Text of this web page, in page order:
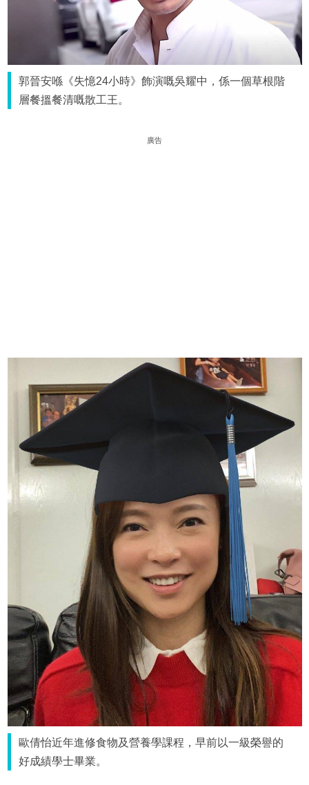
郭晉安喺《失憶24小時》飾演嘅吳耀中，係一個草根階
層餐搵餐清嘅散工王。
廣告
歐倩怡近年進修食物及營養學課程，早前以一級榮譽的
好成績學士畢業。